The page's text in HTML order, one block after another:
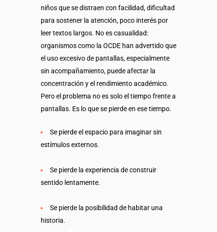
niños que se distraen con facilidad, dificultad
para sostener la atención, poco interés por
leer textos largos. No es casualidad:
organismos como la OCDE han advertido que
el uso excesivo de pantallas, especialmente
sin acompañamiento, puede afectar la
concentración y el rendimiento académico.
Pero el problema no es solo el tiempo frente a
pantallas. Es lo que se pierde en ese tiempo.
Se pierde el espacio para imaginar sin
estímulos externos.
Se pierde la experiencia de construir
sentido lentamente.
Se pierde la posibilidad de habitar una
historia.